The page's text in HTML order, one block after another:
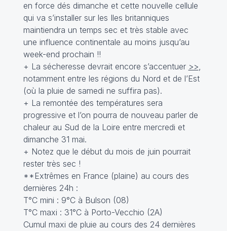
en force dés dimanche et cette nouvelle cellule
qui va s’installer sur les Iles britanniques
maintiendra un temps sec et très stable avec
une influence continentale au moins jusqu’au
week-end prochain !!
+ La sécheresse devrait encore s’accentuer >>,
notamment entre les régions du Nord et de l’Est
(où la pluie de samedi ne suffira pas).
+ La remontée des températures sera
progressive et l’on pourra de nouveau parler de
chaleur au Sud de la Loire entre mercredi et
dimanche 31 mai.
+ Notez que le début du mois de juin pourrait
rester très sec !
**Extrêmes en France (plaine) au cours des
dernières 24h :
T°C mini : 9°C à Bulson (08)
T°C maxi : 31°C à Porto-Vecchio (2A)
Cumul maxi de pluie au cours des 24 dernières